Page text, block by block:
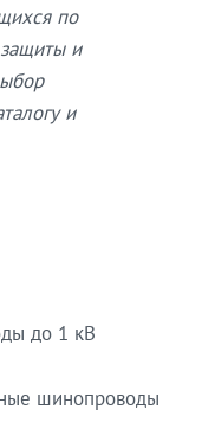
по
и
и
до 1 кВ
шинопроводы